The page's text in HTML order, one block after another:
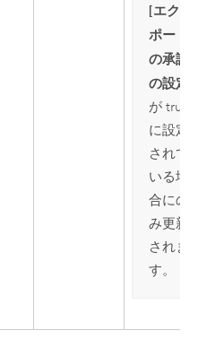
[エクス
ポート
の承認
の設定]
が true
に設定
されて
いる場
合にの
み更新
されま
す。